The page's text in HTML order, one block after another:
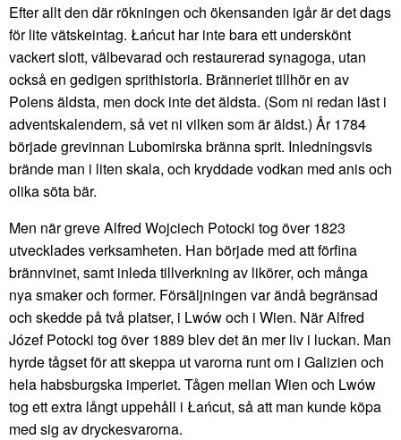
Efter allt den där rökningen och ökensanden igår är det dags
för lite vätskeintag. Łańcut har inte bara ett underskönt
vackert slott, välbevarad och restaurerad synagoga, utan
också en gedigen sprithistoria. Bränneriet tillhör en av
Polens äldsta, men dock inte det äldsta. (Som ni redan läst i
adventskalendern, så vet ni vilken som är äldst.) År 1784
började grevinnan Lubomirska bränna sprit. Inledningsvis
brände man i liten skala, och kryddade vodkan med anis och
olika söta bär.
Men när greve Alfred Wojciech Potocki tog över 1823
utvecklades verksamheten. Han började med att förfina
brännvinet, samt inleda tillverkning av likörer, och många
nya smaker och former. Försäljningen var ändå begränsad
och skedde på två platser, i Lwów och i Wien. När Alfred
Józef Potocki tog över 1889 blev det än mer liv i luckan. Man
hyrde tågset för att skeppa ut varorna runt om i Galizien och
hela habsburgska imperiet. Tågen mellan Wien och Lwów
tog ett extra långt uppehåll i Łańcut, så att man kunde köpa
med sig av dryckesvarorna.